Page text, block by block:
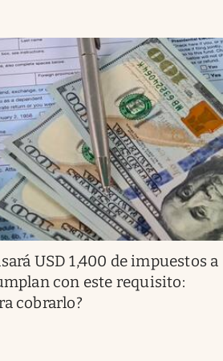
USD 1,400 de impuestos a
con este requisito:
cobrarlo?